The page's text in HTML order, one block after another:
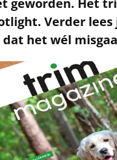
geworden. Het
Verder
het wél